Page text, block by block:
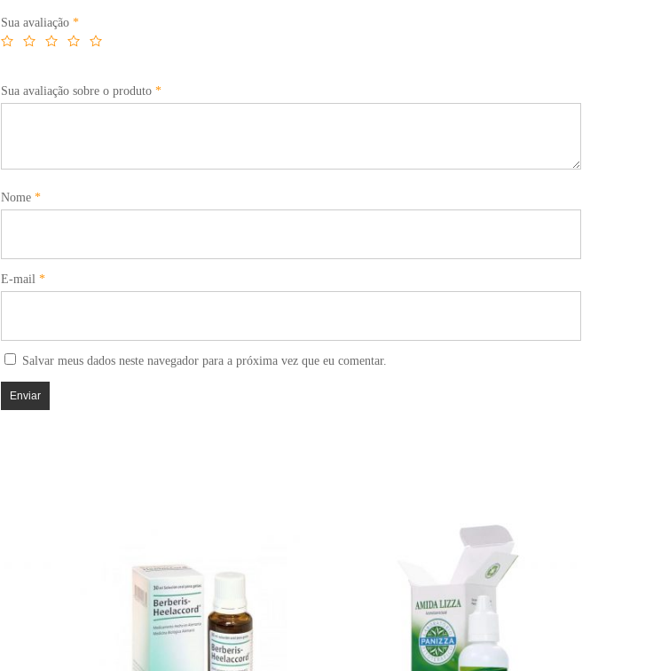
Sua avaliação *
Sua avaliação sobre o produto *
Nome *
E-mail *
Salvar meus dados neste navegador para a próxima vez que eu comentar.